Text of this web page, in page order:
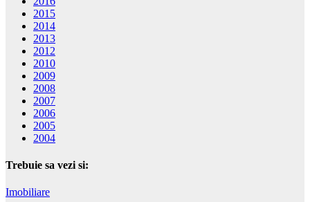
2015
2014
2013
2012
2010
2009
2008
2007
2006
2005
2004
Trebuie sa vezi si:
Imobiliare